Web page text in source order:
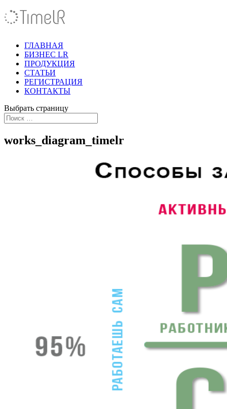
ГЛАВНАЯ
БИЗНЕС LR
ПРОДУКЦИЯ
СТАТЬИ
РЕГИСТРАЦИЯ
КОНТАКТЫ
Выбрать страницу
works_diagram_timelr